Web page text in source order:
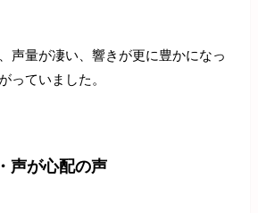
声量が凄い、響きが更に豊かになっ
っていました。
声が心配の声